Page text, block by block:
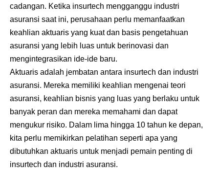
cadangan. Ketika insurtech mengganggu industri
asuransi saat ini, perusahaan perlu memanfaatkan
keahlian aktuaris yang kuat dan basis pengetahuan
asuransi yang lebih luas untuk berinovasi dan
mengintegrasikan ide-ide baru.
Aktuaris adalah jembatan antara insurtech dan industri
asuransi. Mereka memiliki keahlian mengenai teori
asuransi, keahlian bisnis yang luas yang berlaku untuk
banyak peran dan mereka memahami dan dapat
mengukur risiko. Dalam lima hingga 10 tahun ke depan,
kita perlu memikirkan pelatihan seperti apa yang
dibutuhkan aktuaris untuk menjadi pemain penting di
insurtech dan industri asuransi.